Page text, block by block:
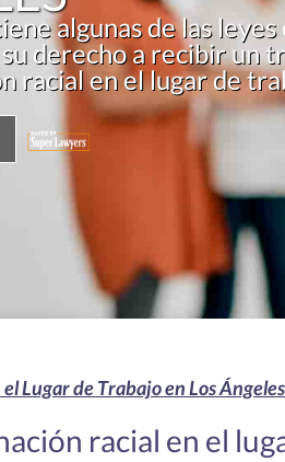
algunas de las
derecho a recibir un
racial en el lugar de
Lugar de Trabajo en Los Ángeles
racial en el